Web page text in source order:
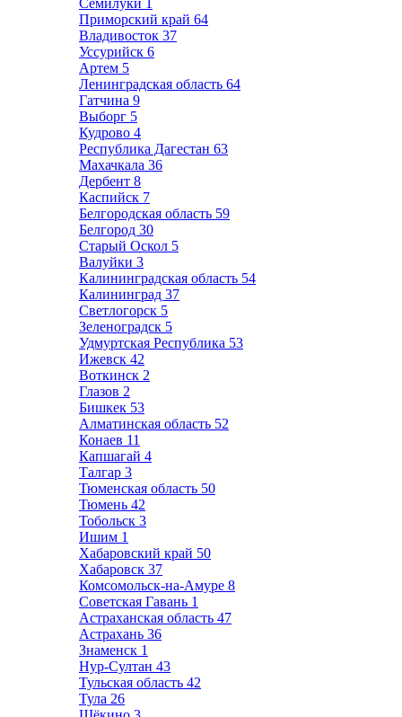
Семилуки 1
Приморский край 64
Владивосток 37
Уссурийск 6
Артем 5
Ленинградская область 64
Гатчина 9
Выборг 5
Кудрово 4
Республика Дагестан 63
Махачкала 36
Дербент 8
Каспийск 7
Белгородская область 59
Белгород 30
Старый Оскол 5
Валуйки 3
Калининградская область 54
Калининград 37
Светлогорск 5
Зеленоградск 5
Удмуртская Республика 53
Ижевск 42
Воткинск 2
Глазов 2
Бишкек 53
Алматинская область 52
Конаев 11
Капшагай 4
Талгар 3
Тюменская область 50
Тюмень 42
Тобольск 3
Ишим 1
Хабаровский край 50
Хабаровск 37
Комсомольск-на-Амуре 8
Советская Гавань 1
Астраханская область 47
Астрахань 36
Знаменск 1
Нур-Султан 43
Тульская область 42
Тула 26